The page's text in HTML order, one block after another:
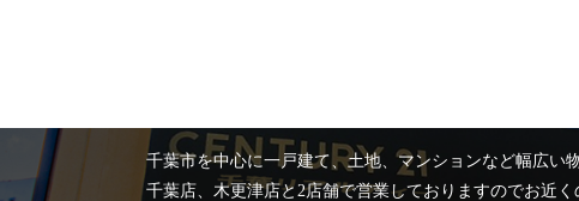
千葉市を中心に一戸建て、土地、マンションなど幅広い
千葉店、木更津店と2店舗で営業しておりますのでお近